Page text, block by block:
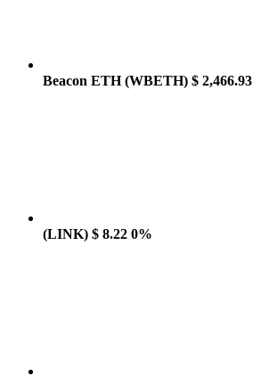
Beacon ETH(WBETH) $ 2,466.93
(LINK) $ 8.22 0%